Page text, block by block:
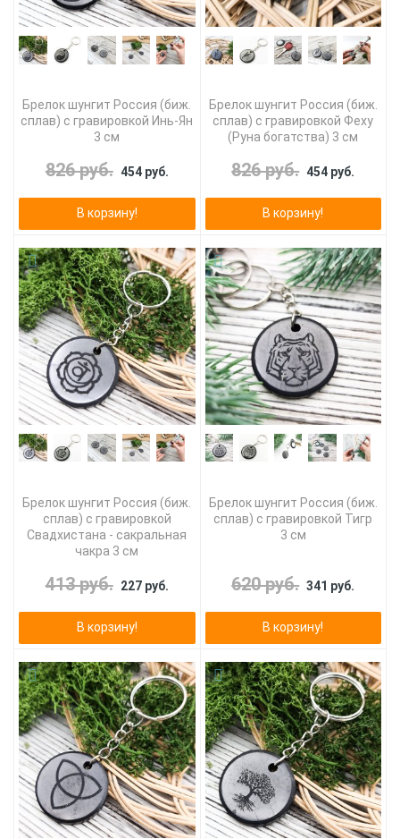
Брелок шунгит Россия (биж.
сплав) с гравировкой Инь-Ян
3 см
826 руб. 454 руб.
В корзину!
Брелок шунгит Россия (биж.
сплав) с гравировкой Феху
(Руна богатства) 3 см
826 руб. 454 руб.
В корзину!
Брелок шунгит Россия (биж.
сплав) с гравировкой
Свадхистана - сакральная
чакра 3 см
413 руб. 227 руб.
В корзину!
Брелок шунгит Россия (биж.
сплав) с гравировкой Тигр
3 см
620 руб. 341 руб.
В корзину!